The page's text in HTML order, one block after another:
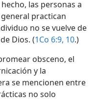
las personas a
practican
no se vuelve de
Dios. (1Co 6:9, 10.)
obsceno, el
y la
se mencionen entre
no solo